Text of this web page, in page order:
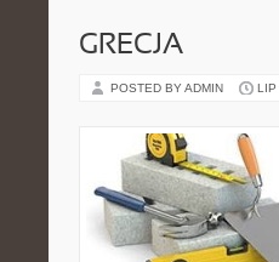
GRECJA
POSTED BY ADMIN LIP